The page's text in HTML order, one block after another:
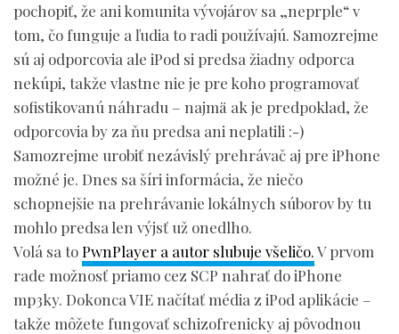
pochopiť, že ani komunita vývojárov sa „neprple“ v
tom, čo funguje a ľudia to radi používajú. Samozrejme
sú aj odporcovia ale iPod si predsa žiadny odporca
nekúpi, takže vlastne nie je pre koho programovať
sofistikovanú náhradu – najmä ak je predpoklad, že
odporcovia by za ňu predsa ani neplatili :-)
Samozrejme urobiť nezávislý prehrávač aj pre iPhone
možné je. Dnes sa šíri informácia, že niečo
schopnejšie na prehrávanie lokálnych súborov by tu
mohlo predsa len výjsť už onedlho.
Volá sa toPwnPlayer a autor slubuje všeličo.V prvom
rade možnosť priamo cez SCP nahrať do iPhone
mp3ky. Dokonca VIE načítať média z iPod aplikácie –
takže môžete fungovať schizofrenicky aj pôvodnou